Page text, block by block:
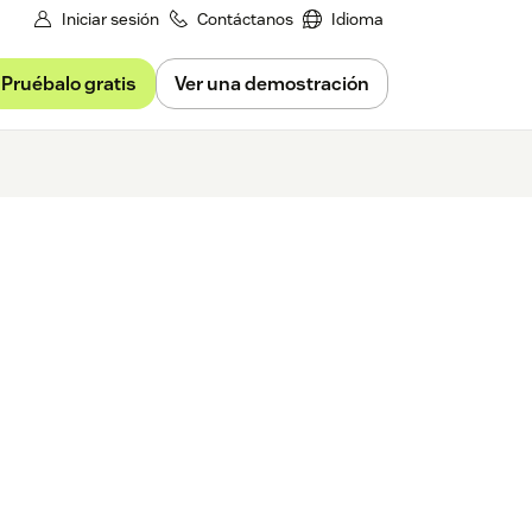
Iniciar sesión Contáctanos Idioma
Pruébalo gratis Ver una demostración